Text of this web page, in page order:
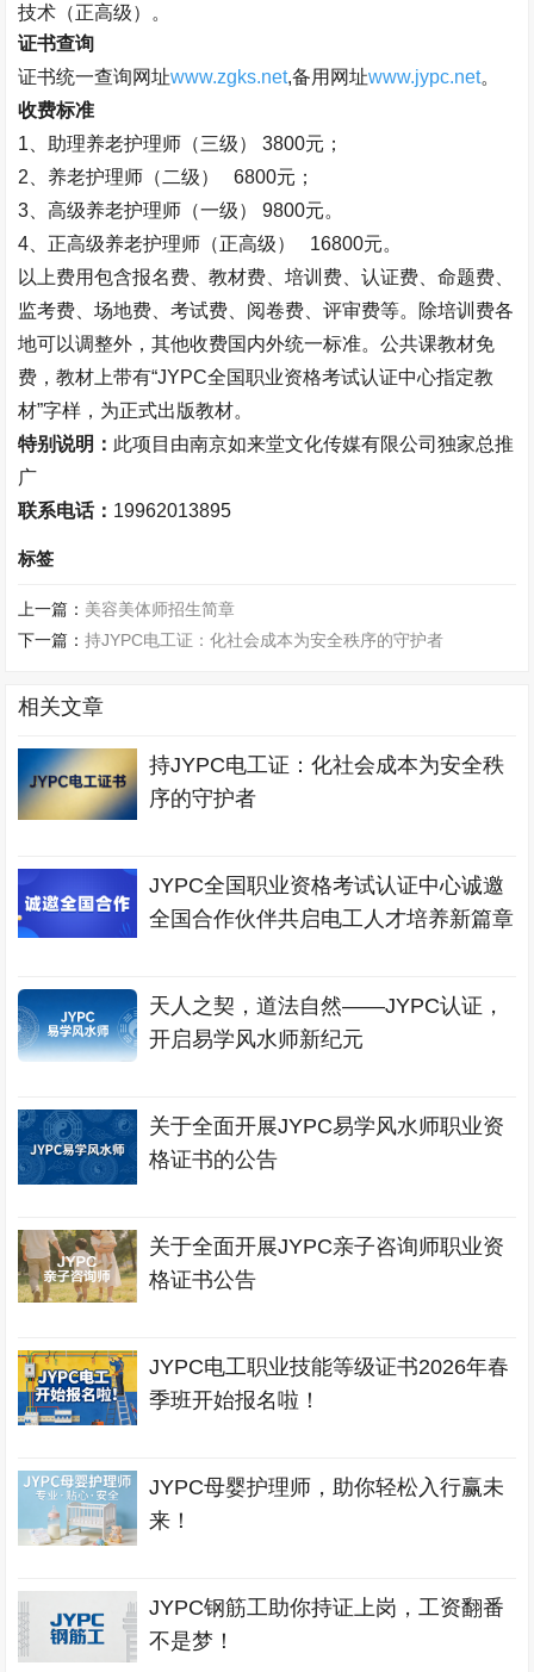
技术（正高级）。
证书查询
证书统一查询网址www.zgks.net,备用网址www.jypc.net。
收费标准
1 、助理养老护理师（三级） 3800元；
2 、养老护理师（二级） 6800元；
3 、高级养老护理师（一级） 9800元。
4、 正高级养老护理师（正高级） 16800元。
以上费用包含报名费、教材费、培训费、认证费、命题费、
监考费、场地费、考试费、阅卷费、评审费等。除培训费各
地可以调整外，其他收费国内外统一标准。公共课教材免
费，教材上带有“JYPC全国职业资格考试认证中心指定教
材”字样，为正式出版教材。
特别说明： 此项目由南京如来堂文化传媒有限公司独家总推
广
联系电话： 19962013895
标签
上一篇： 美容美体师招生简章
下一篇：持JYPC电工证：化社会成本为安全秩序的守护者
相关文章
持JYPC电工证：化社会成本为安全秩
序的守护者
JYPC全国职业资格考试认证中心诚邀
全国合作伙伴共启电工人才培养新篇章
天人之契，道法自然——JYPC认证，
开启易学风水师新纪元
关于全面开展JYPC易学风水师职业资
格证书的公告
关于全面开展JYPC亲子咨询师职业资
格证书公告
JYPC电工职业技能等级证书2026年春
季班开始报名啦！
JYPC母婴护理师，助你轻松入行赢未
来！
JYPC钢筋工助你持证上岗，工资翻番
不是梦！